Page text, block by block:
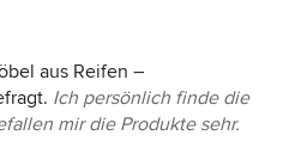
aus Reifen –
Ich persönlich finde die
mir die Produkte sehr.